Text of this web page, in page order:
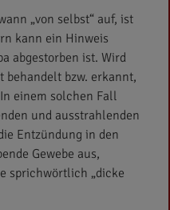
„von selbst“ auf, ist
kann ein Hinweis
abgestorben ist. Wird
bzw. erkannt,
einem solchen Fall
und ausstrahlenden
Entzündung in den
Gewebe aus,
sprichwörtlich „dicke